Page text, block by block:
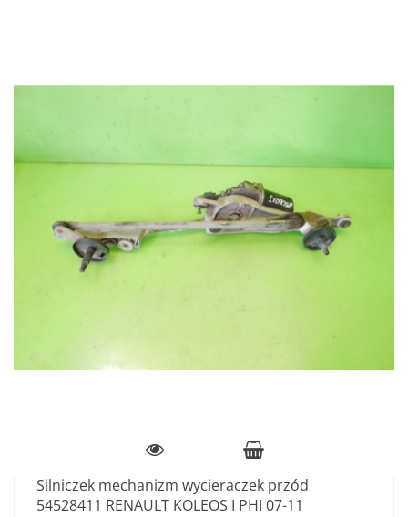
Silniczek mechanizm wycieraczek przód
54528411 RENAULT KOLEOS I PHI 07-11